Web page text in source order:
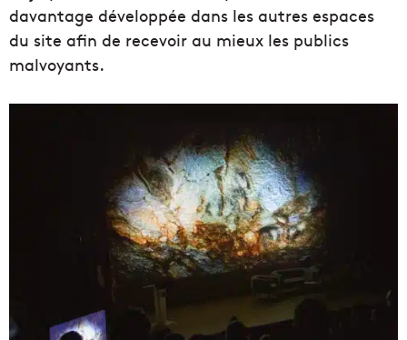
davantage développée dans les autres espaces
du site afin de recevoir au mieux les publics
malvoyants.